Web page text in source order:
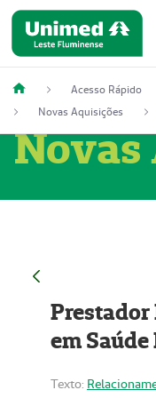
Acesso Rápido
Novas Aquisições
Prestador
em
Texto: